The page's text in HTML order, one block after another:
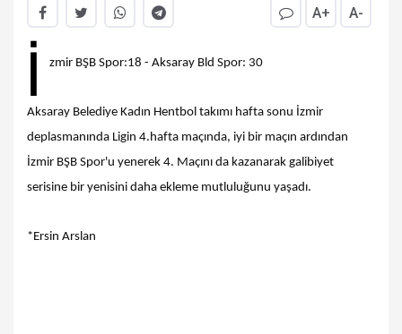
A+ A-
İ zmir BŞB Spor:18 - Aksaray Bld Spor: 30
Aksaray Belediye Kadın Hentbol takımı hafta sonu İzmir
deplasmanında Ligin 4.hafta maçında, iyi bir maçın ardından
İzmir BŞB Spor'u yenerek 4. Maçını da kazanarak galibiyet
serisine bir yenisini daha ekleme mutluluğunu yaşadı.
*Ersin Arslan